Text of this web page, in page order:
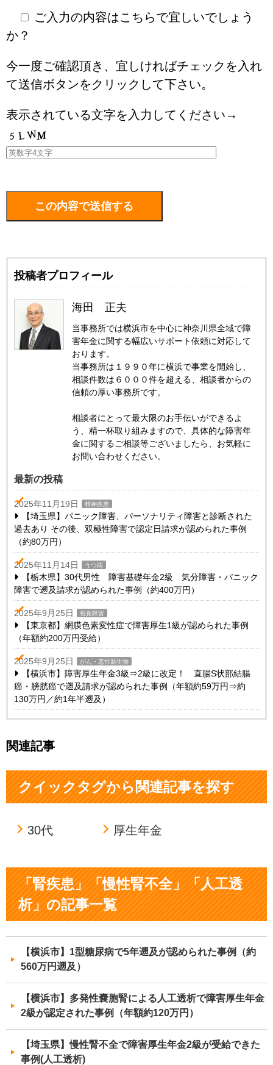
ご入力の内容はこちらで宜しいでしょう
か？
今一度ご確認頂き、宜しければチェックを入れ
て送信ボタンをクリックして下さい。
表示されている文字を入力してください→
投稿者プロフィール
海田 正夫
当事務所では横浜市を中心に神奈川県全域で障
害年金に関する幅広いサポート依頼に対応して
おります。
当事務所は１９９０年に横浜で事業を開始し、
相談件数は６０００件を超える、相談者からの
信頼の厚い事務所です。
相談者にとって最大限のお手伝いができるよ
う、精一杯取り組みますので、具体的な障害年
金に関するご相談等ございましたら、お気軽に
お問い合わせください。
最新の投稿
2025年11月19日 精神疾患
【埼玉県】パニック障害、パーソナリティ障害と診断された
過去あり その後、双極性障害で認定日請求が認められた事例
（約80万円）
2025年11月14日 うつ病
【栃木県】30代男性 障害基礎年金2級 気分障害・パニック
障害で遡及請求が認められた事例（約400万円）
2025年9月25日 視覚障害
【東京都】網膜色素変性症で障害厚生1級が認められた事例
（年額約200万円受給）
2025年9月25日 がん・悪性新生物
【横浜市】障害厚生年金3級⇒2級に改定！ 直腸S状部結腸
癌・膀胱癌で遡及請求が認められた事例（年額約59万円⇒約
130万円／約1年半遡及）
関連記事
クイックタグから関連記事を探す
30代 厚生年金
「腎疾患」「慢性腎不全」「人工透
析」の記事一覧
【横浜市】1型糖尿病で5年遡及が認められた事例（約
560万円遡及）
【横浜市】多発性嚢胞腎による人工透析で障害厚生年金
2級が認定された事例（年額約120万円）
【埼玉県】慢性腎不全で障害厚生年金2級が受給できた
事例(人工透析)